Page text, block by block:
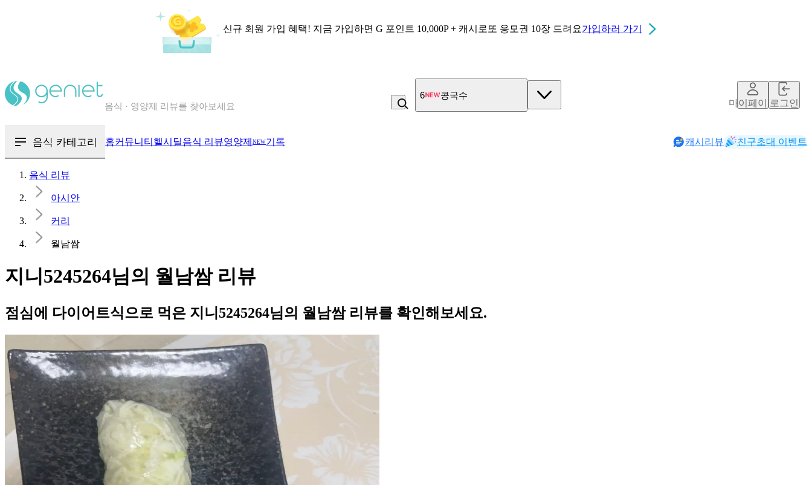
신규 회원 가입 혜택! 지금 가입하면 G 포인트 10,000P + 캐시로또 응모권 10장 드려요가입하러 가기
칼로리와 영양성분을 검색해보세요
6 콩국수
마이페이지로그인
음식 카테고리 홈커뮤니티 헬시딜음식 리뷰영양제 NEW기록 캐시리뷰 친구초대 이벤트
음식 리뷰
아시안
커리
월남쌈
지니5245264님의 월남쌈 리뷰
점심에 다이어트식으로 먹은 지니5245264님의 월남쌈 리뷰를 확인해보세요.